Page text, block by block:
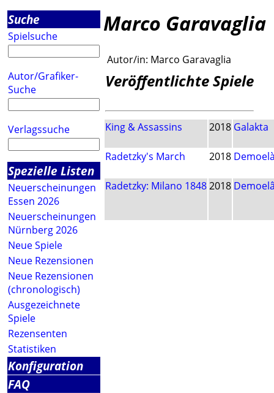
Suche
Spielsuche
Autor/Grafiker-
Suche
Verlagssuche
Spezielle Listen
Neuerscheinungen
Essen 2026
Neuerscheinungen
Nürnberg 2026
Neue Spiele
Neue Rezensionen
Neue Rezensionen
(chronologisch)
Ausgezeichnete
Spiele
Rezensenten
Statistiken
Konfiguration
FAQ
Marco Garavaglia
Autor/in: Marco Garavaglia
Veröffentlichte Spiele
King & Assassins 2018 Galakta
Radetzky's March 2018
Radetzky: Milano 18482018